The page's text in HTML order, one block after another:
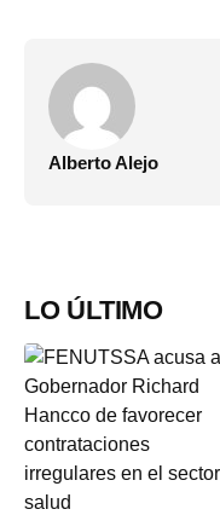
Alberto Alejo
LO ÚLTIMO